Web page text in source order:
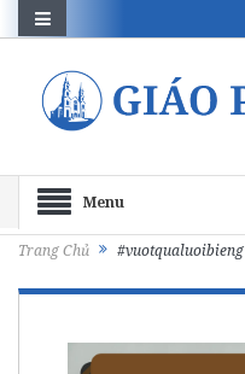
Menu
Trang Chủ #vuotqualuoibieng